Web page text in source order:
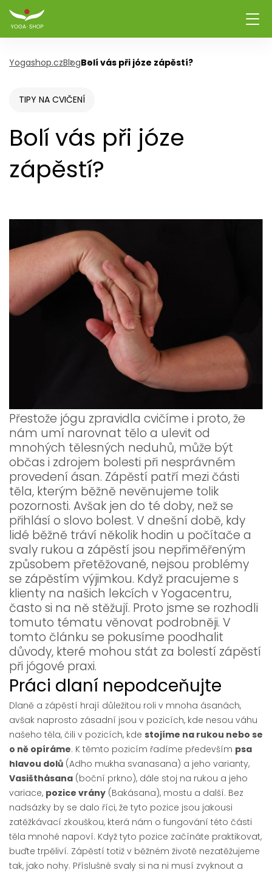
Yogashop.czBlogBolí vás při józe zápěstí?
TIPY NA CVIČENÍ
Bolí vás při józe
zápěstí?
Přestože jógu zpravidla cvičíme i proto, že
nám umí narovnat tělo a ulevit od
mnohých tělesných neduhů, může být
občas i zdrojem bolesti při nesprávném
provedení ásan. Zápěstí patří mezi části
těla, kterým běžně nevěnujeme tolik
pozornosti. Avšak jen do té doby, než se
přihlásí o slovo bolest. V dnešní době, kdy
lidé běžně tráví několik hodin u počítače a
svaly rukou a zápěstí jsou nepřiměřeným
způsobem přetěžované, nejsou problémy
se zápěstím výjimkou. Když pracujeme s
klienty na našich lekcích v Yogacentru,
často si na ně stěžují. Proto jsme se rozhodli
tomuto tématu věnovat podrobněji. V
tomto článku se pokusíme poodhalit
důvody, které mohou stát za bolestí zápěstí
při jógové praxi.
Práci dlaní nepodceňujte
Dlaně a zápěstí hrají důležitou roli v mnoha ásanách,
avšak naprosto zásadní jsou v pozicích, kde nesou váhu
našeho těla, čili v pozicích, kde stojíme na rukou nebo se
o ně opíráme. K těmto pozicím řadíme především psa
hlavou dolů (Adho mukha svanasana) a jeho varianty,
Vasišthásana (boční prkno), dále stoj na rukou a jeho
variace, pozice vrány (Bakásana), mostu a další. Bez
nadsázky by se dalo říci, že tyto pozice jsou jakousi
zatěžkávací zkouškou, která nám o fungování této části
těla mnohé napoví. Když tyto pozice začínáte praktikovat,
buďte trpěliví. Zápěstí totiž v běžném životě nezatěžujeme
tak, jako nohy. Příslušné svaly si na ni musí zvyknout a